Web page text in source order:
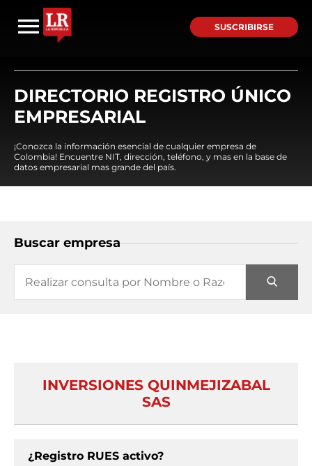
SUSCRIBIRSE
DIRECTORIO REGISTRO ÚNICO
EMPRESARIAL
¡Conozca la información esencial de cualquier empresa de
Colombia! Encuentre NIT, dirección, teléfono, y mas en la base de
datos empresarial mas grande del país.
Buscar empresa
INVERSIONES QUINMEJIZABAL
SAS
¿Registro RUES activo?